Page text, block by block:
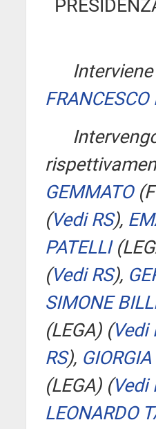
FRANCESCO
GEMMATO
(Vedi RS),
PATELLI
(Vedi RS),
SIMONE
(LEGA) (Vedi
RS),
(LEGA) (Vedi
LEONARDO